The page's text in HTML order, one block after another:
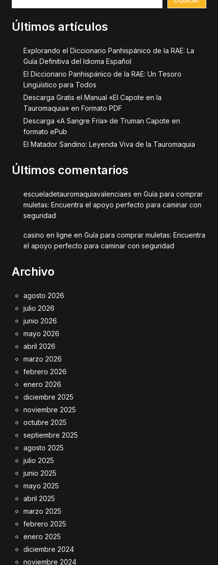
Últimos artículos
Explorando el Diccionario Panhispánico de la RAE: La
Guía Definitiva del Idioma Español
El Diccionario Panhispánico de la RAE: Un Tesoro
Lingüístico para Todos
Descarga Gratis el Manual «El Capote en la
Tauromaquia» en Formato PDF
Descarga «A Sangre Fría» de Truman Capote en
formato ePub
El Matador Sandino: Leyenda Viva de la Tauromaquia
Últimos comentarios
escueladetauromaquiavalenciaes en Guía para comprar
muletas: Encuentra el apoyo perfecto para caminar con
seguridad
casino en ligne en Guía para comprar muletas: Encuentra
el apoyo perfecto para caminar con seguridad
Archivo
agosto 2026
julio 2026
junio 2026
mayo 2026
abril 2026
marzo 2026
febrero 2026
enero 2026
diciembre 2025
noviembre 2025
octubre 2025
septiembre 2025
agosto 2025
julio 2025
junio 2025
mayo 2025
abril 2025
marzo 2025
febrero 2025
enero 2025
diciembre 2024
noviembre 2024